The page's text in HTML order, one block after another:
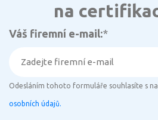
na
Váš firemní e-mail:*
Odesláním tohoto formuláře souhlasíte s
osobních údajů.